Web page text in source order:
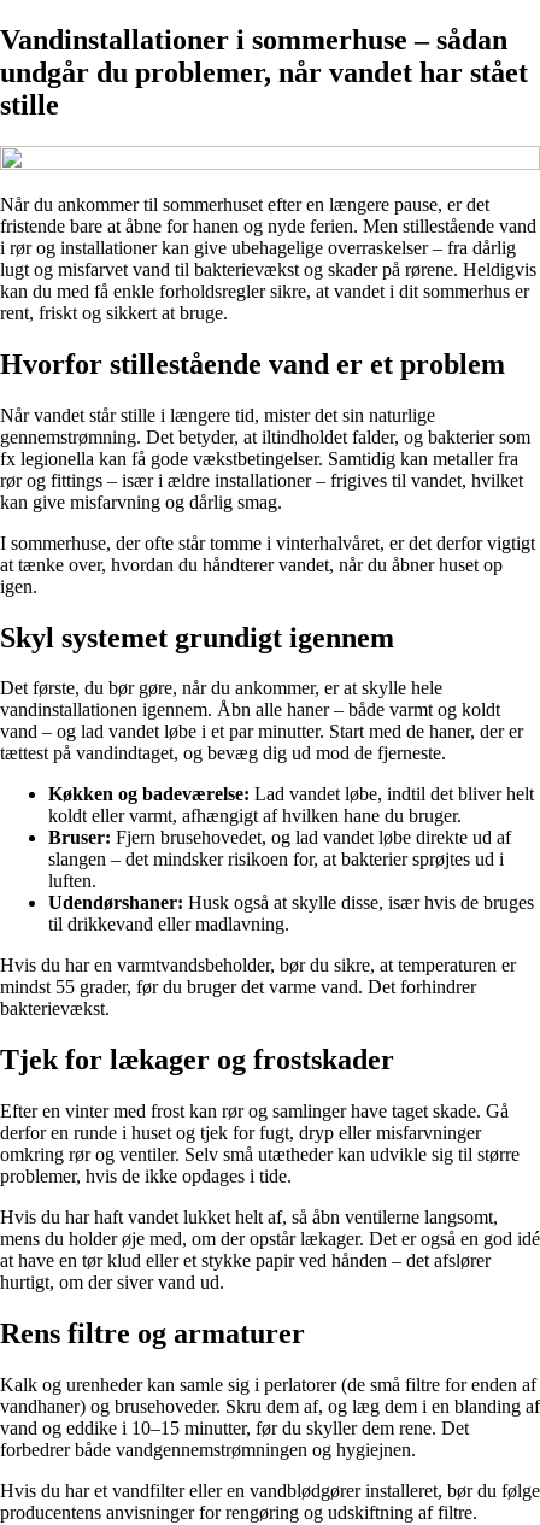
Vandinstallationer i sommerhuse – sådan
undgår du problemer, når vandet har stået
stille
Når du ankommer til sommerhuset efter en længere pause, er det
fristende bare at åbne for hanen og nyde ferien. Men stillestående vand
i rør og installationer kan give ubehagelige overraskelser – fra dårlig
lugt og misfarvet vand til bakterievækst og skader på rørene. Heldigvis
kan du med få enkle forholdsregler sikre, at vandet i dit sommerhus er
rent, friskt og sikkert at bruge.
Hvorfor stillestående vand er et problem
Når vandet står stille i længere tid, mister det sin naturlige
gennemstrømning. Det betyder, at iltindholdet falder, og bakterier som
fx legionella kan få gode vækstbetingelser. Samtidig kan metaller fra
rør og fittings – især i ældre installationer – frigives til vandet, hvilket
kan give misfarvning og dårlig smag.
I sommerhuse, der ofte står tomme i vinterhalvåret, er det derfor vigtigt
at tænke over, hvordan du håndterer vandet, når du åbner huset op
igen.
Skyl systemet grundigt igennem
Det første, du bør gøre, når du ankommer, er at skylle hele
vandinstallationen igennem. Åbn alle haner – både varmt og koldt
vand – og lad vandet løbe i et par minutter. Start med de haner, der er
tættest på vandindtaget, og bevæg dig ud mod de fjerneste.
Køkken og badeværelse: Lad vandet løbe, indtil det bliver helt
koldt eller varmt, afhængigt af hvilken hane du bruger.
Bruser: Fjern brusehovedet, og lad vandet løbe direkte ud af
slangen – det mindsker risikoen for, at bakterier sprøjtes ud i
luften.
Udendørshaner: Husk også at skylle disse, især hvis de bruges
til drikkevand eller madlavning.
Hvis du har en varmtvandsbeholder, bør du sikre, at temperaturen er
mindst 55 grader, før du bruger det varme vand. Det forhindrer
bakterievækst.
Tjek for lækager og frostskader
Efter en vinter med frost kan rør og samlinger have taget skade. Gå
derfor en runde i huset og tjek for fugt, dryp eller misfarvninger
omkring rør og ventiler. Selv små utætheder kan udvikle sig til større
problemer, hvis de ikke opdages i tide.
Hvis du har haft vandet lukket helt af, så åbn ventilerne langsomt,
mens du holder øje med, om der opstår lækager. Det er også en god idé
at have en tør klud eller et stykke papir ved hånden – det afslører
hurtigt, om der siver vand ud.
Rens filtre og armaturer
Kalk og urenheder kan samle sig i perlatorer (de små filtre for enden af
vandhaner) og brusehoveder. Skru dem af, og læg dem i en blanding af
vand og eddike i 10–15 minutter, før du skyller dem rene. Det
forbedrer både vandgennemstrømningen og hygiejnen.
Hvis du har et vandfilter eller en vandblødgører installeret, bør du følge
producentens anvisninger for rengøring og udskiftning af filtre.